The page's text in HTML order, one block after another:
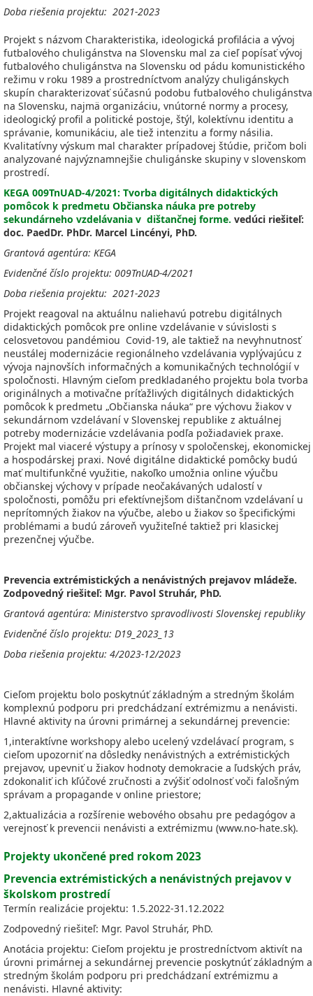
Doba riešenia projektu: 2021-2023
Projekt s názvom Charakteristika, ideologická profilácia a vývoj
futbalového chuligánstva na Slovensku mal za cieľ popísať vývoj
futbalového chuligánstva na Slovensku od pádu komunistického
režimu v roku 1989 a prostredníctvom analýzy chuligánskych
skupín charakterizovať súčasnú podobu futbalového chuligánstva
na Slovensku, najmä organizáciu, vnútorné normy a procesy,
ideologický profil a politické postoje, štýl, kolektívnu identitu a
správanie, komunikáciu, ale tiež intenzitu a formy násilia.
Kvalitatívny výskum mal charakter prípadovej štúdie, pričom boli
analyzované najvýznamnejšie chuligánske skupiny v slovenskom
prostredí.
KEGA 009TnUAD-4/2021: Tvorba digitálnych didaktických
pomôcok k predmetu Občianska náuka pre potreby
sekundárneho vzdelávania v dištančnej forme. vedúci riešiteľ:
doc. PaedDr. PhDr. Marcel Lincényi, PhD.
Grantová agentúra: KEGA
Evidenčné číslo projektu: 009TnUAD-4/2021
Doba riešenia projektu: 2021-2023
Projekt reagoval na aktuálnu naliehavú potrebu digitálnych
didaktických pomôcok pre online vzdelávanie v súvislosti s
celosvetovou pandémiou Covid-19, ale taktiež na nevyhnutnosť
neustálej modernizácie regionálneho vzdelávania vyplývajúcu z
vývoja najnovších informačných a komunikačných technológií v
spoločnosti. Hlavným cieľom predkladaného projektu bola tvorba
originálnych a motivačne príťažlivých digitálnych didaktických
pomôcok k predmetu „Občianska náuka“ pre výchovu žiakov v
sekundárnom vzdelávaní v Slovenskej republike z aktuálnej
potreby modernizácie vzdelávania podľa požiadaviek praxe.
Projekt mal viaceré výstupy a prínosy v spoločenskej, ekonomickej
a hospodárskej praxi. Nové digitálne didaktické pomôcky budú
mať multifunkčné využitie, nakoľko umožnia online výučbu
občianskej výchovy v prípade neočakávaných udalostí v
spoločnosti, pomôžu pri efektívnejšom dištančnom vzdelávaní u
neprítomných žiakov na výučbe, alebo u žiakov so špecifickými
problémami a budú zároveň využiteľné taktiež pri klasickej
prezenčnej výučbe.
Prevencia extrémistických a nenávistných prejavov mládeže.
Zodpovedný riešiteľ: Mgr. Pavol Struhár, PhD.
Grantová agentúra: Ministerstvo spravodlivosti Slovenskej republiky
Evidenčné číslo projektu: D19_2023_13
Doba riešenia projektu: 4/2023-12/2023
Cieľom projektu bolo poskytnúť základným a stredným školám
komplexnú podporu pri predchádzaní extrémizmu a nenávisti.
Hlavné aktivity na úrovni primárnej a sekundárnej prevencie:
1,interaktívne workshopy alebo ucelený vzdelávací program, s
cieľom upozorniť na dôsledky nenávistných a extrémistických
prejavov, upevniť u žiakov hodnoty demokracie a ľudských práv,
zdokonaliť ich kľúčové zručnosti a zvýšiť odolnosť voči falošným
správam a propagande v online priestore;
2,aktualizácia a rozšírenie webového obsahu pre pedagógov a
verejnosť k prevencii nenávisti a extrémizmu (www.no-hate.sk).
Projekty ukončené pred rokom 2023
Prevencia extrémistických a nenávistných prejavov v
školskom prostredí
Termín realizácie projektu: 1.5.2022-31.12.2022
Zodpovedný riešiteľ: Mgr. Pavol Struhár, PhD.
Anotácia projektu: Cieľom projektu je prostredníctvom aktivít na
úrovni primárnej a sekundárnej prevencie poskytnúť základným a
stredným školám podporu pri predchádzaní extrémizmu a
nenávisti. Hlavné aktivity: